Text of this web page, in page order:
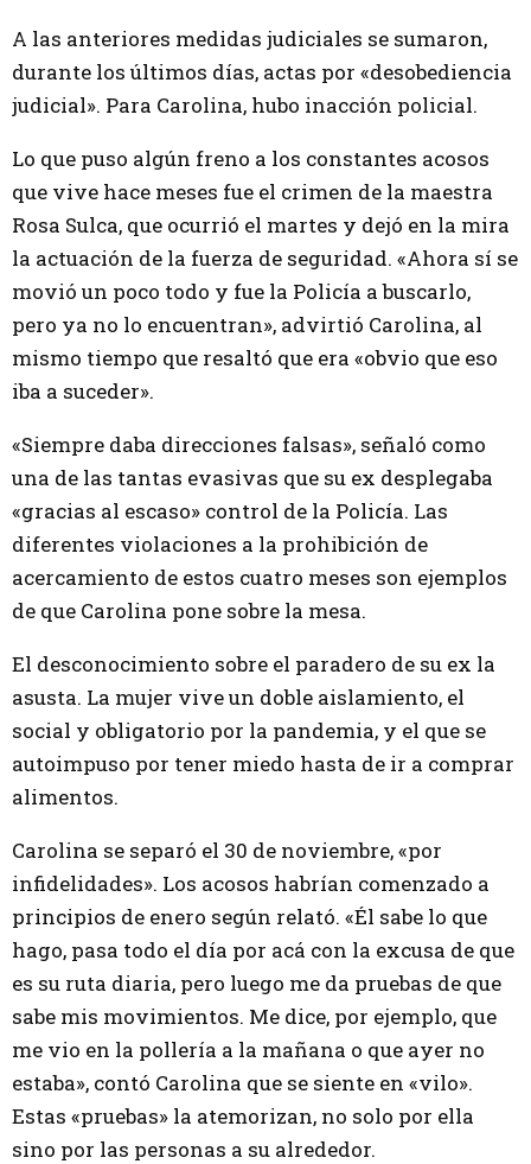
A las anteriores medidas judiciales se sumaron,
durante los últimos días, actas por «desobediencia
judicial». Para Carolina, hubo inacción policial.
Lo que puso algún freno a los constantes acosos
que vive hace meses fue el crimen de la maestra
Rosa Sulca, que ocurrió el martes y dejó en la mira
la actuación de la fuerza de seguridad. «Ahora sí se
movió un poco todo y fue la Policía a buscarlo,
pero ya no lo encuentran», advirtió Carolina, al
mismo tiempo que resaltó que era «obvio que eso
iba a suceder».
«Siempre daba direcciones falsas», señaló como
una de las tantas evasivas que su ex desplegaba
«gracias al escaso» control de la Policía. Las
diferentes violaciones a la prohibición de
acercamiento de estos cuatro meses son ejemplos
de que Carolina pone sobre la mesa.
El desconocimiento sobre el paradero de su ex la
asusta. La mujer vive un doble aislamiento, el
social y obligatorio por la pandemia, y el que se
autoimpuso por tener miedo hasta de ir a comprar
alimentos.
Carolina se separó el 30 de noviembre, «por
infidelidades». Los acosos habrían comenzado a
principios de enero según relató. «Él sabe lo que
hago, pasa todo el día por acá con la excusa de que
es su ruta diaria, pero luego me da pruebas de que
sabe mis movimientos. Me dice, por ejemplo, que
me vio en la pollería a la mañana o que ayer no
estaba», contó Carolina que se siente en «vilo».
Estas «pruebas» la atemorizan, no solo por ella
sino por las personas a su alrededor.